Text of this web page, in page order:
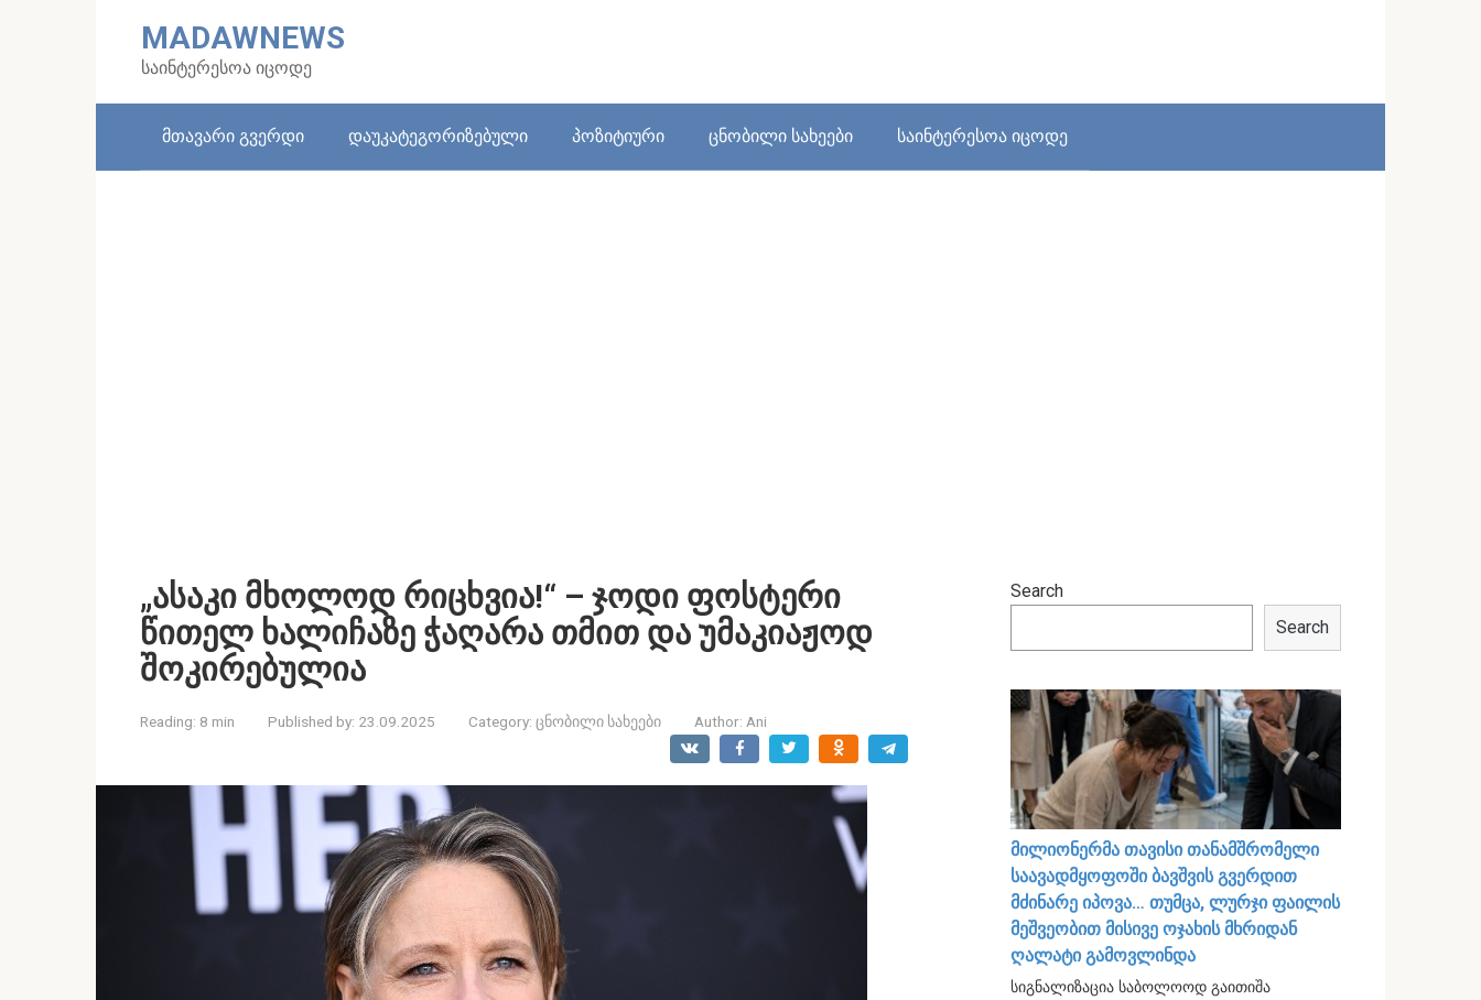
MADAWNEWS
საინტერესოა იცოდე
მთავარი გვერდი დაუკატეგორიზებული პოზიტიური ცნობილი სახეები საინტერესოა იცოდე
„ასაკი მხოლოდ რიცხვია!“ – ჯოდი ფოსტერი
წითელ ხალიჩაზე ჭაღარა თმით და უმაკიაჟოდ
შოკირებულია
Reading: 8 min Published by: 23.09.2025 Category: ცნობილი სახეები Author: Ani
Search
Search
მილიონერმა თავისი თანამშრომელი
საავადმყოფოში ბავშვის გვერდით
მძინარე იპოვა… თუმცა, ლურჯი ფაილის
მეშვეობით მისივე ოჯახის მხრიდან
ღალატი გამოვლინდა
სიგნალიზაცია საბოლოოდ გაითიშა